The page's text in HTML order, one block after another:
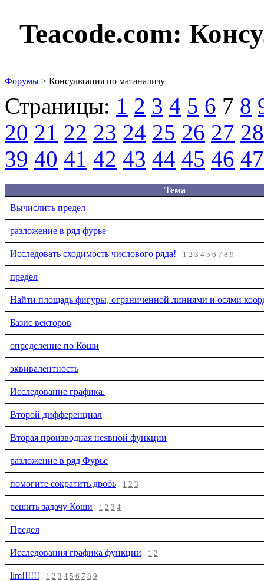
Teacode.com:
Форумы > Консультация по матанализу
Страницы: 1 2 3 4 5 6 7 8
20 21 22 23 24 25 26 27 28
39 40 41 42 43 44 45 46 47
Тема
Вычислить предел
разложение в ряд фурье
Исследовать сходимость числового ряда! 1 2 3 4 5 6 7 8 9
предел
Найти площадь фигуры, ограниченной линиями и осями
Базис векторов
определение по Коши
эквивалентность
Исследование графика.
Второй дифференциал
Вторая производная неявной функции
разложение в ряд Фурье
помогите сократить дробь 1 2 3
решить задачу Коши 1 2 3 4
Предел
Исследования графика функции 1 2
lim!!!!!! 1 2 3 4 5 6 7 8 9